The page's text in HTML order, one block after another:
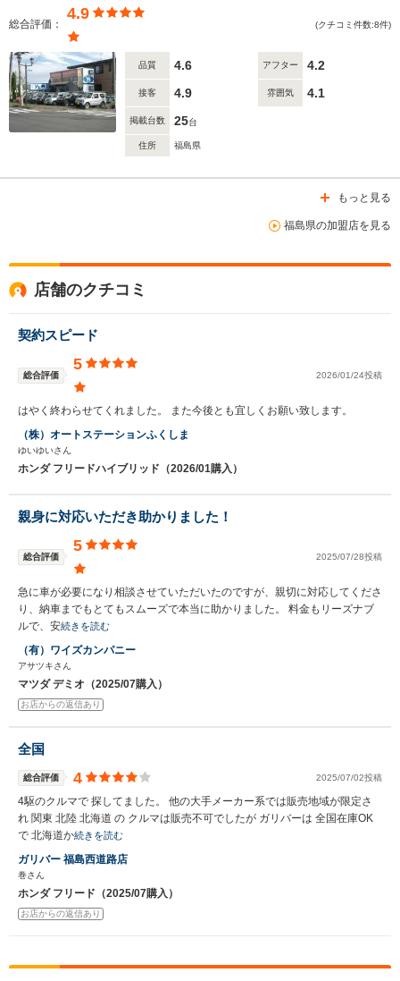
総合評価：
4.9
(クチコミ件数:8件)
品質 4.6 アフター 4.2
接客 4.9 雰囲気 4.1
掲載台数 25台
住所 福島県
もっと見る
福島県の加盟店を見る
店舗のクチコミ
契約スピード
総合評価
5
2026/01/24投稿
はやく終わらせてくれました。 また今後とも宜しくお願い致します。
（株）オートステーションふくしま
ゆいゆいさん
ホンダ フリードハイブリッド（2026/01購入）
親身に対応いただき助かりました！
総合評価
5
2025/07/28投稿
急に車が必要になり相談させていただいたのですが、親切に対応してくださ
り、納車までもとてもスムーズで本当に助かりました。 料金もリーズナブ
ルで、安続きを読む
（有）ワイズカンパニー
アサツキさん
マツダ デミオ（2025/07購入）
お店からの返信あり
全国
総合評価 4 2025/07/02投稿
4駆のクルマで 探してました。 他の大手メーカー系では販売地域が限定さ
れ 関東 北陸 北海道 の クルマは販売不可でしたが ガリバーは 全国在庫OK
で 北海道か続きを読む
ガリバー 福島西道路店
巻さん
ホンダ フリード（2025/07購入）
お店からの返信あり